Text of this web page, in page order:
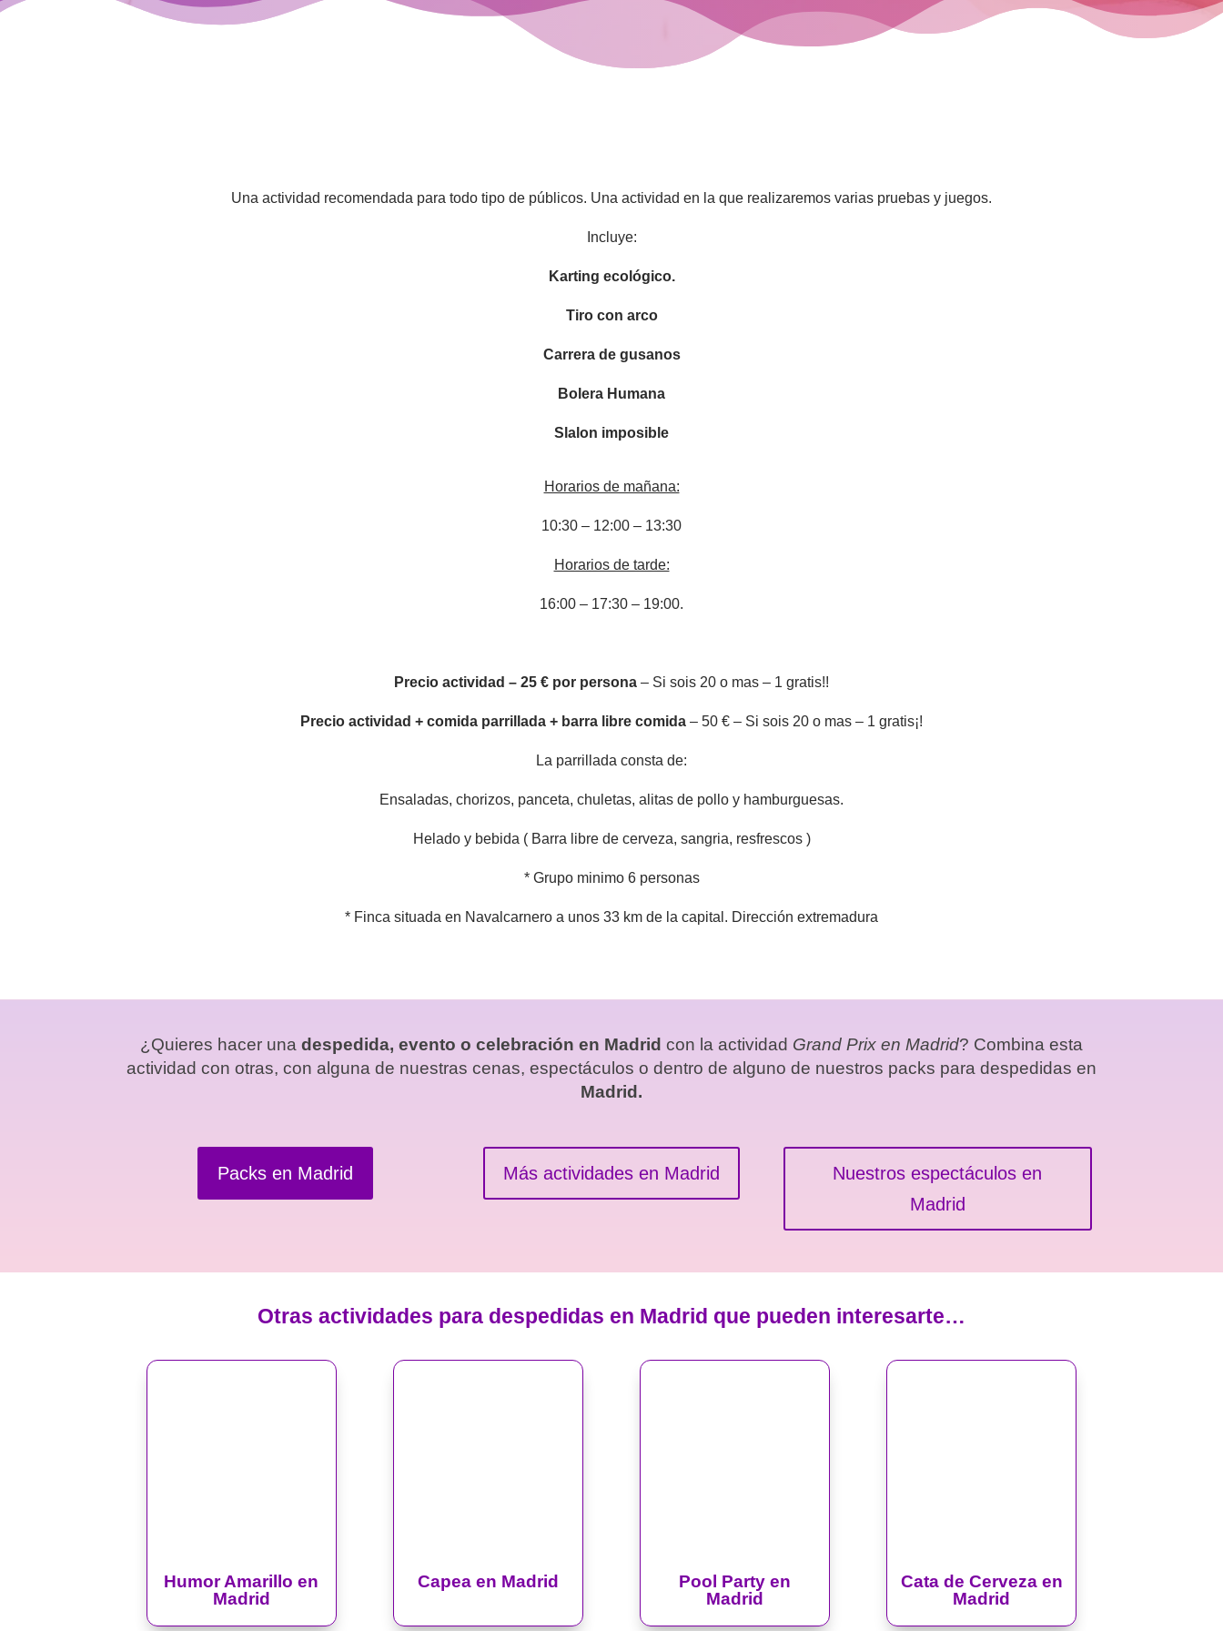
Una actividad recomendada para todo tipo de públicos. Una actividad en la que realizaremos varias pruebas y juegos.
Incluye:
Karting ecológico.
Tiro con arco
Carrera de gusanos
Bolera Humana
Slalon imposible
Horarios de mañana:
10:30 – 12:00 – 13:30
Horarios de tarde:
16:00 – 17:30 – 19:00.
Precio actividad – 25 € por persona – Si sois 20 o mas – 1 gratis!!
Precio actividad + comida parrillada + barra libre comida – 50 € – Si sois 20 o mas – 1 gratis¡!
La parrillada consta de:
Ensaladas, chorizos, panceta, chuletas, alitas de pollo y hamburguesas.
Helado y bebida ( Barra libre de cerveza, sangria, resfrescos )
* Grupo minimo 6 personas
* Finca situada en Navalcarnero a unos 33 km de la capital. Dirección extremadura
¿Quieres hacer una despedida, evento o celebración en Madrid con la actividad Grand Prix en Madrid? Combina esta
actividad con otras, con alguna de nuestras cenas, espectáculos o dentro de alguno de nuestros packs para despedidas en
Madrid.
Packs en Madrid Más actividades en Madrid
Nuestros espectáculos en
Madrid
Otras actividades para despedidas en Madrid que pueden interesarte…
Humor Amarillo en
Madrid
Capea en Madrid
Pool Party en
Madrid
Cata de Cerveza en
Madrid